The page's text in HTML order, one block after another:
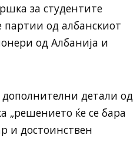
за студентите
од албанскиот
од Албанија и
детали од
„решението ќе се бара
и достоинствен